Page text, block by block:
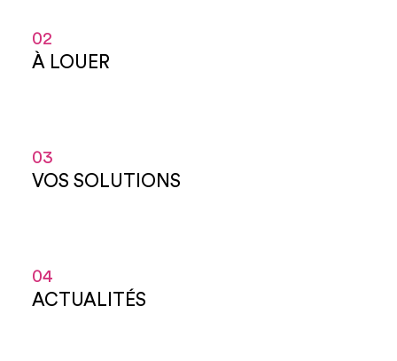
02
À LOUER
03
VOS SOLUTIONS
04
ACTUALITÉS